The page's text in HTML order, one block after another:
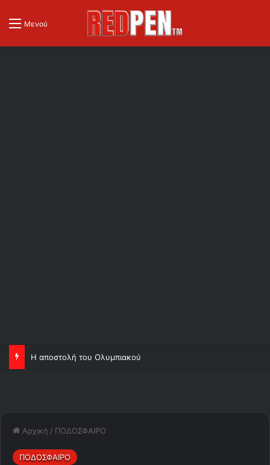
Μενού
Η αποστολή του Ολυμπιακού
Αρχική / ΠΟΔΟΣΦΑΙΡΟ
ΠΟΔΟΣΦΑΙΡΟ